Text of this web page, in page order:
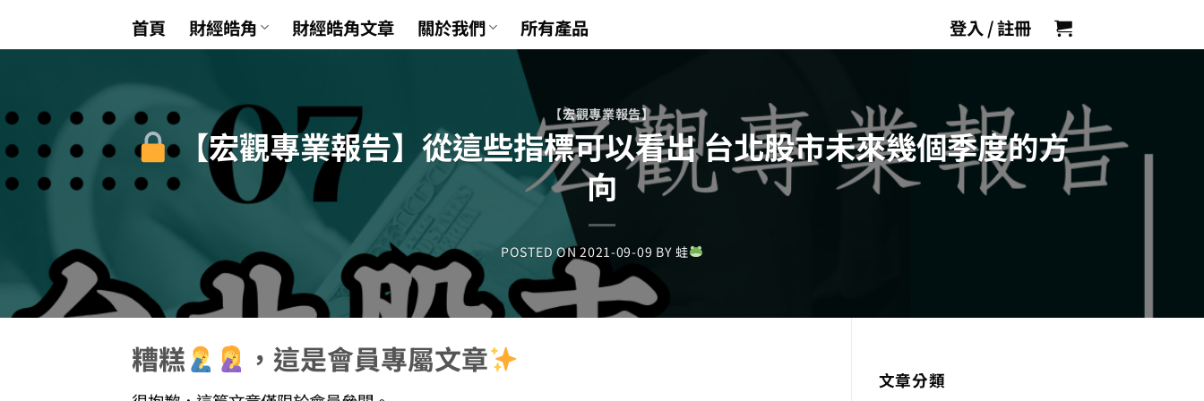
首頁 財經皓角 財經皓角文章 關於我們 所有產品 登入 / 註冊
【宏觀專業報告】
【宏觀專業報告】從這些指標可以看出 台北股市未來幾個季度的方
向
POSTED ON2021-09-09 BY 蛙
糟糕 ，這是會員專屬文章
文章分類